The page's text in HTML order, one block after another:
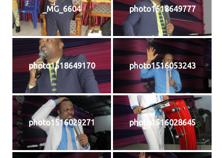
_MG_6604 photo1518649777
photo1518649170 photo1516053243
photo1516029271 photo1516028645